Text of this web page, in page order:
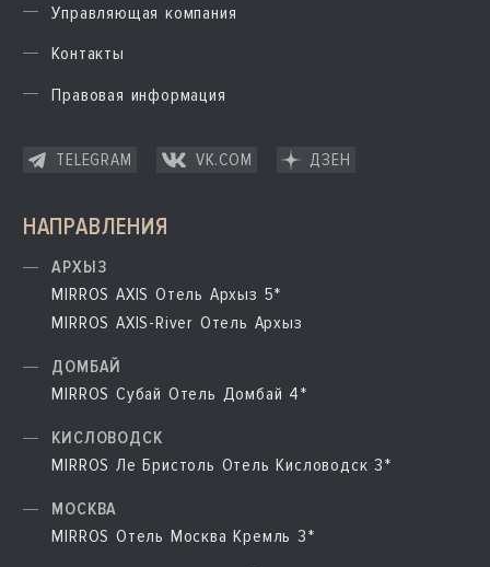
Управляющая компания
Контакты
Правовая информация
TELEGRAM VK.COM ДЗЕН
НАПРАВЛЕНИЯ
АРХЫЗ
MIRROS AXIS Отель Архыз 5*
MIRROS AXIS-River Отель Архыз
ДОМБАЙ
MIRROS Субай Отель Домбай 4*
КИСЛОВОДСК
MIRROS Ле Бристоль Отель Кисловодск 3*
МОСКВА
MIRROS Отель Москва Кремль 3*